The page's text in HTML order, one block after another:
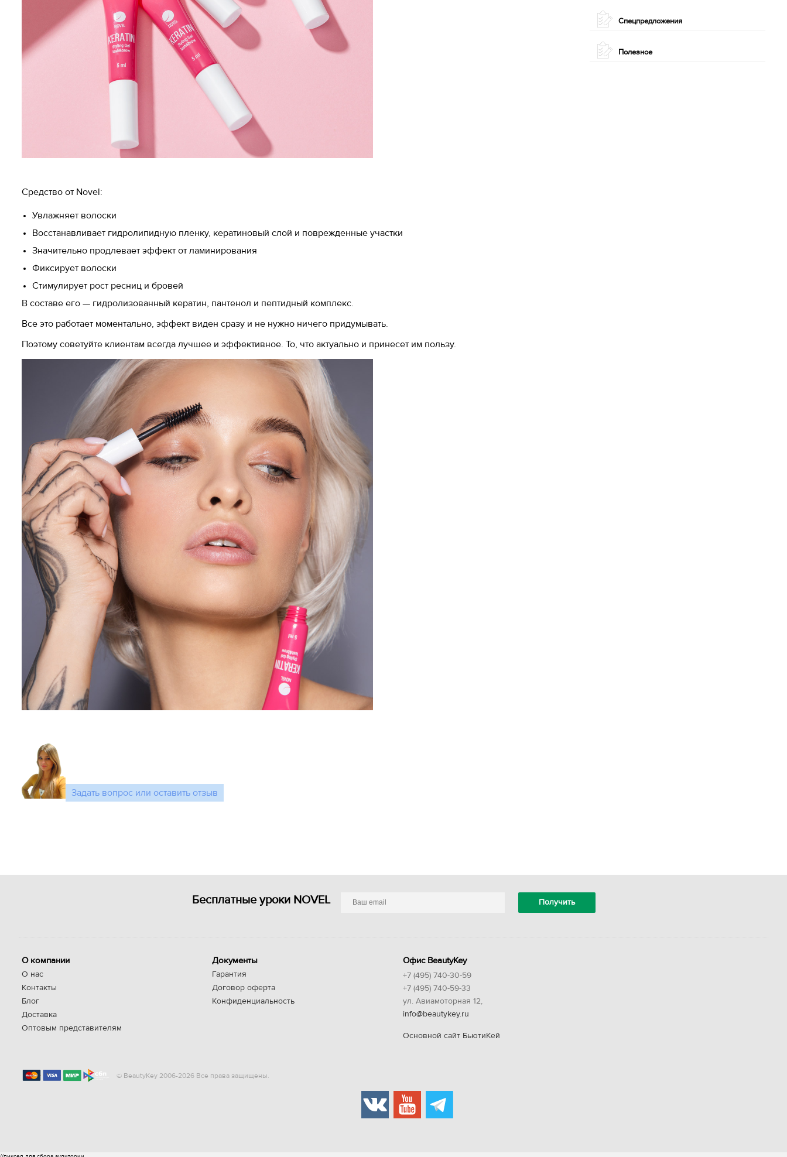
Средство от Novel:
Увлажняет волоски
Восстанавливает гидролипидную пленку, кератиновый слой и поврежденные участки
Значительно продлевает эффект от ламинирования
Фиксирует волоски
Стимулирует рост ресниц и бровей
В составе его — гидролизованный кератин, пантенол и пептидный комплекс.
Все это работает моментально, эффект виден сразу и не нужно ничего придумывать.
Поэтому советуйте клиентам всегда лучшее и эффективное. То, что актуально и принесет им пользу.
Задать вопрос или оставить отзыв
Спецпредложения
Полезное
Бесплатные уроки NOVEL
О компании
О нас
Контакты
Блог
Доставка
Оптовым представителям
Документы
Гарантия
Договор оферта
Конфиденциальность
Офис BeautyKey
+7 (495) 740-30-59
+7 (495) 740-59-33
ул. Авиамоторная 12,
info@beautykey.ru
Основной сайт БьютиКей
© BeautyKey 2006-2026 Все права защищены.